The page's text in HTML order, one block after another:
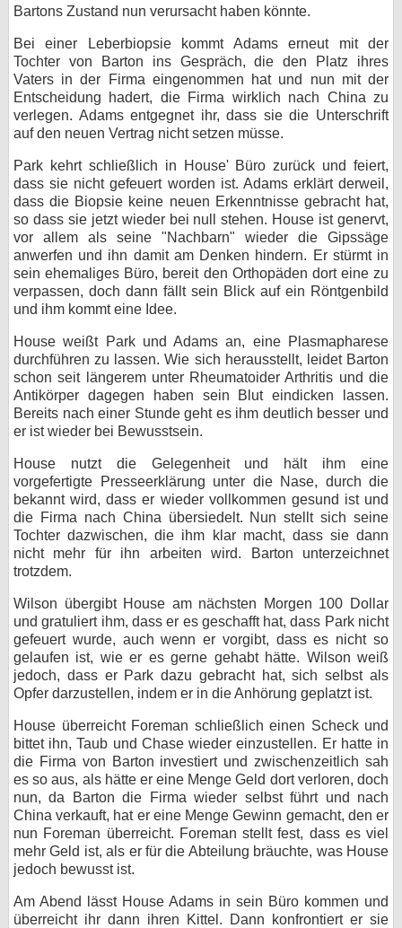
Bartons Zustand nun verursacht haben könnte.
Bei einer Leberbiopsie kommt Adams erneut mit der
Tochter von Barton ins Gespräch, die den Platz ihres
Vaters in der Firma eingenommen hat und nun mit der
Entscheidung hadert, die Firma wirklich nach China zu
verlegen. Adams entgegnet ihr, dass sie die Unterschrift
auf den neuen Vertrag nicht setzen müsse.
Park kehrt schließlich in House' Büro zurück und feiert,
dass sie nicht gefeuert worden ist. Adams erklärt derweil,
dass die Biopsie keine neuen Erkenntnisse gebracht hat,
so dass sie jetzt wieder bei null stehen. House ist genervt,
vor allem als seine "Nachbarn" wieder die Gipssäge
anwerfen und ihn damit am Denken hindern. Er stürmt in
sein ehemaliges Büro, bereit den Orthopäden dort eine zu
verpassen, doch dann fällt sein Blick auf ein Röntgenbild
und ihm kommt eine Idee.
House weißt Park und Adams an, eine Plasmapharese
durchführen zu lassen. Wie sich herausstellt, leidet Barton
schon seit längerem unter Rheumatoider Arthritis und die
Antikörper dagegen haben sein Blut eindicken lassen.
Bereits nach einer Stunde geht es ihm deutlich besser und
er ist wieder bei Bewusstsein.
House nutzt die Gelegenheit und hält ihm eine
vorgefertigte Presseerklärung unter die Nase, durch die
bekannt wird, dass er wieder vollkommen gesund ist und
die Firma nach China übersiedelt. Nun stellt sich seine
Tochter dazwischen, die ihm klar macht, dass sie dann
nicht mehr für ihn arbeiten wird. Barton unterzeichnet
trotzdem.
Wilson übergibt House am nächsten Morgen 100 Dollar
und gratuliert ihm, dass er es geschafft hat, dass Park nicht
gefeuert wurde, auch wenn er vorgibt, dass es nicht so
gelaufen ist, wie er es gerne gehabt hätte. Wilson weiß
jedoch, dass er Park dazu gebracht hat, sich selbst als
Opfer darzustellen, indem er in die Anhörung geplatzt ist.
House überreicht Foreman schließlich einen Scheck und
bittet ihn, Taub und Chase wieder einzustellen. Er hatte in
die Firma von Barton investiert und zwischenzeitlich sah
es so aus, als hätte er eine Menge Geld dort verloren, doch
nun, da Barton die Firma wieder selbst führt und nach
China verkauft, hat er eine Menge Gewinn gemacht, den er
nun Foreman überreicht. Foreman stellt fest, dass es viel
mehr Geld ist, als er für die Abteilung bräuchte, was House
jedoch bewusst ist.
Am Abend lässt House Adams in sein Büro kommen und
überreicht ihr dann ihren Kittel. Dann konfrontiert er sie